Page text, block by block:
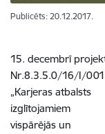
Publicēts: 20.12.2017.
15. decembrī
Nr.8.3.5.0/16/I/001
„Karjeras atbalsts
izglītojamiem
vispārējās un